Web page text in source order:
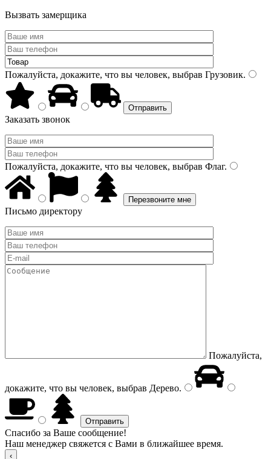
Вызвать замерщика
Пожалуйста, докажите, что вы человек, выбрав Грузовик.
Заказать звонок
Пожалуйста, докажите, что вы человек, выбрав Флаг.
Письмо директору
Пожалуйста,
докажите, что вы человек, выбрав Дерево.
Спасибо за Ваше сообщение!
Наш менеджер свяжется с Вами в ближайшее время.